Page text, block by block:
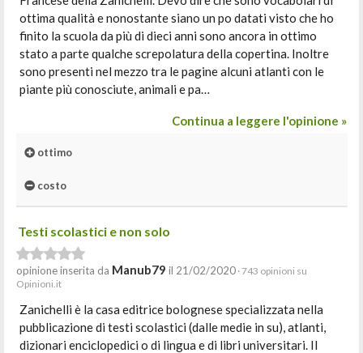
ottima qualità e nonostante siano un po datati visto che ho
finito la scuola da più di dieci anni sono ancora in ottimo
stato a parte qualche screpolatura della copertina. Inoltre
sono presenti nel mezzo tra le pagine alcuni atlanti con le
piante più conosciute, animali e pa…
Continua a leggere l'opinione »
ottimo
costo
Testi scolastici e non solo
opinione inserita da Manub79 il 21/02/2020 · 743 opinioni su
Opinioni.it
Zanichelli è la casa editrice bolognese specializzata nella
pubblicazione di testi scolastici (dalle medie in su), atlanti,
dizionari enciclopedici o di lingua e di libri universitari. Il